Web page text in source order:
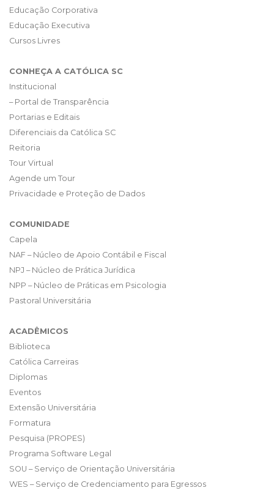
Educação Corporativa
Educação Executiva
Cursos Livres
CONHEÇA A CATÓLICA SC
Institucional
– Portal de Transparência
Portarias e Editais
Diferenciais da Católica SC
Reitoria
Tour Virtual
Agende um Tour
Privacidade e Proteção de Dados
COMUNIDADE
Capela
NAF – Núcleo de Apoio Contábil e Fiscal
NPJ – Núcleo de Prática Jurídica
NPP – Núcleo de Práticas em Psicologia
Pastoral Universitária
ACADÊMICOS
Biblioteca
Católica Carreiras
Diplomas
Eventos
Extensão Universitária
Formatura
Pesquisa (PROPES)
Programa Software Legal
SOU – Serviço de Orientação Universitária
WES – Serviço de Credenciamento para Egressos